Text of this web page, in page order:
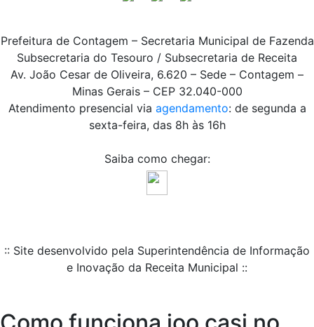
Prefeitura de Contagem – Secretaria Municipal de Fazenda
Subsecretaria do Tesouro / Subsecretaria de Receita
Av. João Cesar de Oliveira, 6.620 – Sede – Contagem –
Minas Gerais – CEP 32.040-000
Atendimento presencial via agendamento: de segunda a
sexta-feira, das 8h às 16h
Saiba como chegar:
:: Site desenvolvido pela Superintendência de Informação
e Inovação da Receita Municipal ::